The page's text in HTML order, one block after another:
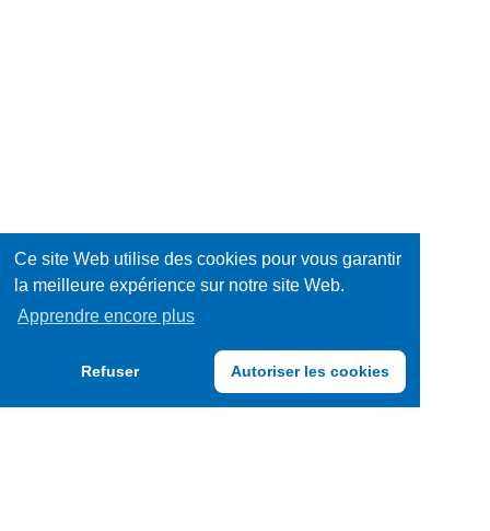
Ce site Web utilise des cookies pour vous garantir
la meilleure expérience sur notre site Web.
Apprendre encore plus
Refuser Autoriser les cookies